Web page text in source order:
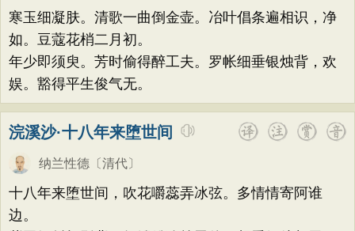
小学文言文
初中文言文
高中文言文
唐诗三百首
古诗三百首
宋词三百首
古诗十九首
皮日休
左丘明
黄庭坚
司马迁 皇甫冉
卓文君
文天祥
刘辰翁
纳兰性德
寒玉细凝肤。清歌一曲倒金壶。冶叶倡条遍相识，净
如。豆蔻花梢二月初。
年少即须臾。芳时偷得醉工夫。罗帐细垂银烛背，欢
娱。豁得平生俊气无。
浣溪沙·十八年来堕世间
纳兰性德 〔清代〕
十八年来堕世间，吹花嚼蕊弄冰弦。多情情寄阿谁
边。